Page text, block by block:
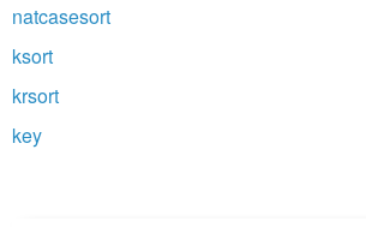
natcasesort
ksort
krsort
key